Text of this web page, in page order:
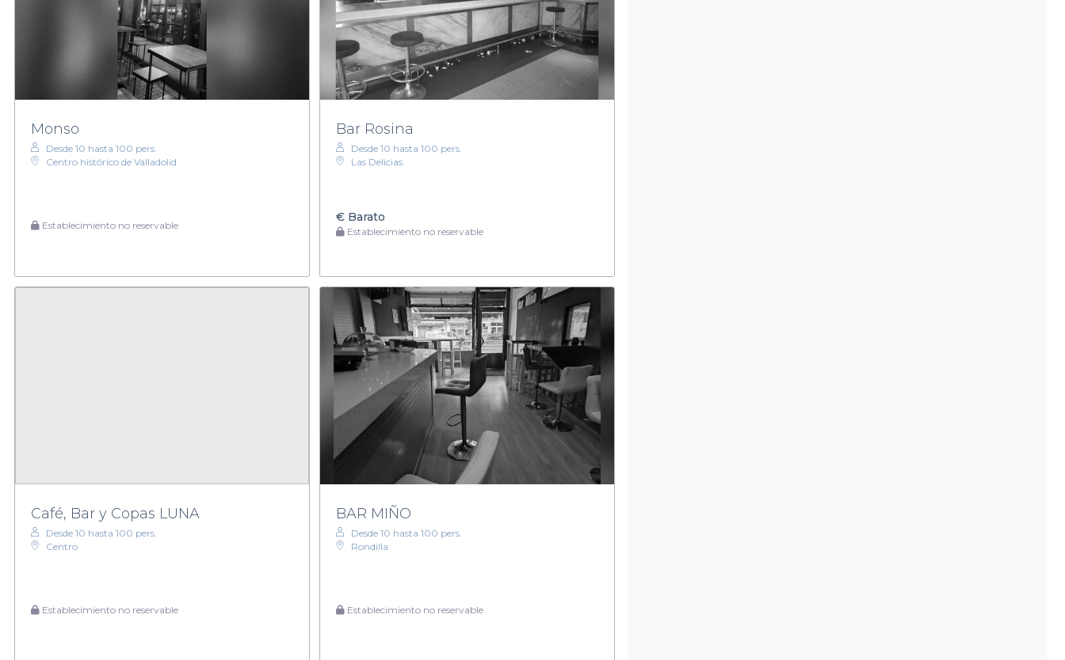
Monso
Desde 10 hasta 100 pers.
Centro histórico de Valladolid
Establecimiento no reservable
Bar Rosina
Desde 10 hasta 100 pers.
Las Delicias
€Barato
Establecimiento no reservable
Café, Bar y Copas LUNA
Desde 10 hasta 100 pers.
Centro
Establecimiento no reservable
BAR MIÑO
Desde 10 hasta 100 pers.
Rondilla
Establecimiento no reservable